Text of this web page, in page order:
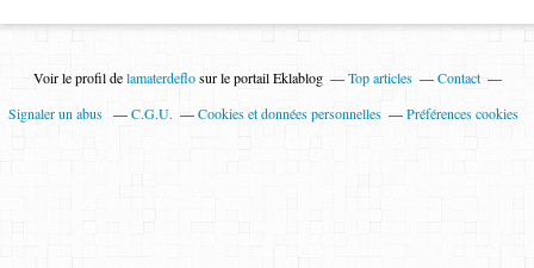
Voir le profil delamaterdeflosur le portail Eklablog Top articles
Contact
Signaler un abus
C.G.U. Cookies et données personnelles Préférences cookies